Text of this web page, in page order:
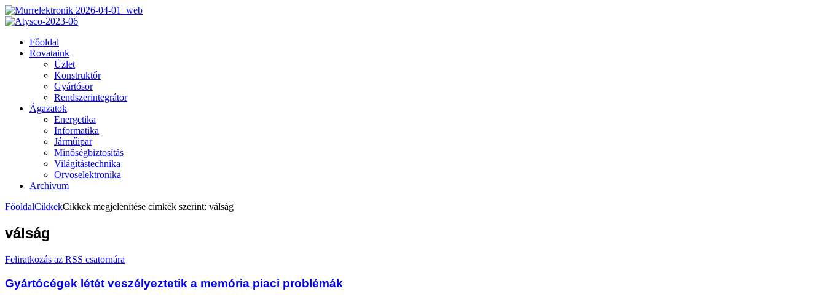
Főoldal
Rovataink
Üzlet
Konstruktőr
Gyártósor
Rendszerintegrátor
Ágazatok
Energetika
Informatika
Járműipar
Minőségbiztosítás
Világítástechnika
Orvoselektronika
Archívum
FőoldalCikkekCikkek megjelenítése címkék szerint: válság
válság
Feliratkozás az RSS csatornára
Gyártócégek létét veszélyeztetik a memória piaci problémák